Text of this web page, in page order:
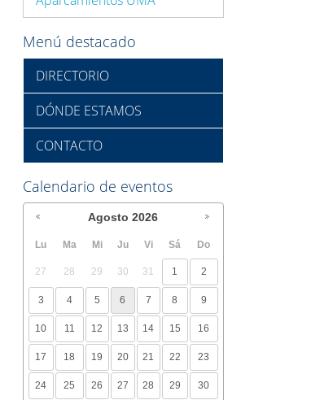
Menú destacado
DIRECTORIO
DÓNDE ESTAMOS
CONTACTO
Calendario de eventos
Agosto 2026
Lu Ma Mi Ju Vi Sá Do
27 28 29 30 31 1 2
3 4 5 6 7 8 9
10 11 12 13 14 15 16
17 18 19 20 21 22 23
24 25 26 27 28 29 30